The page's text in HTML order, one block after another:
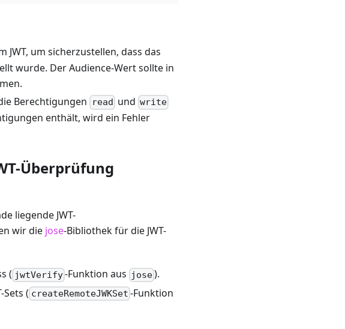
JWT, um sicherzustellen, dass das
wurde. Der Audience-Wert sollte in
Berechtigungen read und write
enthält, wird ein Fehler
Überprüfung
liegende JWT-
wir die jose-Bibliothek für die JWT-
( jwtVerify-Funktion aus jose).
( createRemoteJWKSet -Funktion